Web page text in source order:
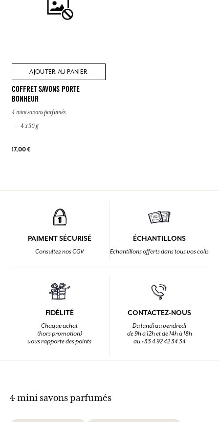
AJOUTER AU PANIER
COFFRET SAVONS PORTE
BONHEUR
4 mini savons parfumés
4 x 50 g
17,00 €
PAIMENT SÉCURISÉ
Consultez nos CGV
ÉCHANTILLONS
Echantillons offerts dans tous vos colis
FIDÉLITÉ
Chaque achat
(hors promotion)
vous rapporte des points
CONTACTEZ-NOUS
Du lundi au vendredi
de 9h à 12h et de 14h à 18h
au +33 4 92 42 34 34
4 mini savons parfumés